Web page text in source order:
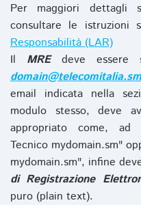
Per maggiori dettagli
consultare le istruzioni
Responsabilità (LAR)
Il MREdeve essere
domain@telecomitalia.sm
email indicata nella
modulo stesso, deve
appropriato come, ad
Tecnico mydomain.sm"
mydomain.sm", infine
di Registrazione
puro (plain text).